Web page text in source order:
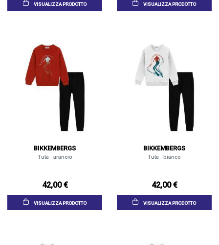
VISUALIZZA PRODOTTO VISUALIZZA PRODOTTO
BIKKEMBERGS
Tuta . arancio
42,00 €
VISUALIZZA PRODOTTO
BIKKEMBERGS
Tuta . bianco
42,00 €
VISUALIZZA PRODOTTO